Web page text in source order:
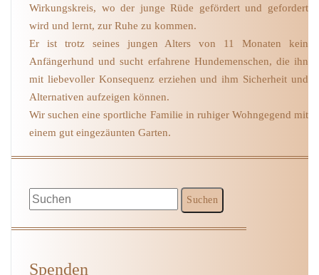
Wirkungskreis, wo der junge Rüde gefördert und gefordert
wird und lernt, zur Ruhe zu kommen.
Er ist trotz seines jungen Alters von 11 Monaten kein
Anfängerhund und sucht erfahrene Hundemenschen, die ihn
mit liebevoller Konsequenz erziehen und ihm Sicherheit und
Alternativen aufzeigen können.
Wir suchen eine sportliche Familie in ruhiger Wohngegend mit
einem gut eingezäunten Garten.
Spenden